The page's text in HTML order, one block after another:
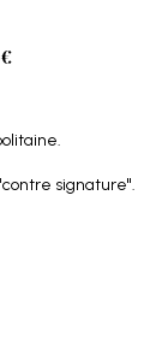
signature".